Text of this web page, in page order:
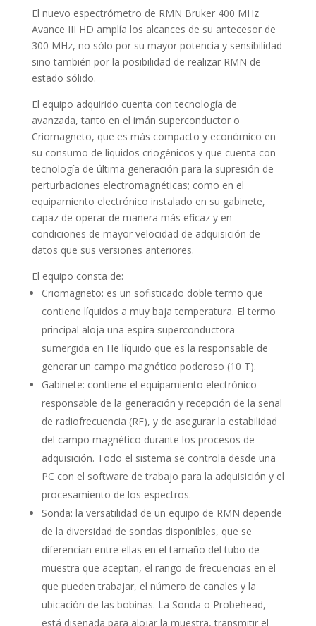
El nuevo espectrómetro de RMN Bruker 400 MHz
Avance III HD amplía los alcances de su antecesor de
300 MHz, no sólo por su mayor potencia y sensibilidad
sino también por la posibilidad de realizar RMN de
estado sólido.
El equipo adquirido cuenta con tecnología de
avanzada, tanto en el imán superconductor o
Criomagneto, que es más compacto y económico en
su consumo de líquidos criogénicos y que cuenta con
tecnología de última generación para la supresión de
perturbaciones electromagnéticas; como en el
equipamiento electrónico instalado en su gabinete,
capaz de operar de manera más eficaz y en
condiciones de mayor velocidad de adquisición de
datos que sus versiones anteriores.
El equipo consta de:
Criomagneto: es un sofisticado doble termo que
contiene líquidos a muy baja temperatura. El termo
principal aloja una espira superconductora
sumergida en He líquido que es la responsable de
generar un campo magnético poderoso (10 T).
Gabinete: contiene el equipamiento electrónico
responsable de la generación y recepción de la señal
de radiofrecuencia (RF), y de asegurar la estabilidad
del campo magnético durante los procesos de
adquisición. Todo el sistema se controla desde una
PC con el software de trabajo para la adquisición y el
procesamiento de los espectros.
Sonda: la versatilidad de un equipo de RMN depende
de la diversidad de sondas disponibles, que se
diferencian entre ellas en el tamaño del tubo de
muestra que aceptan, el rango de frecuencias en el
que pueden trabajar, el número de canales y la
ubicación de las bobinas. La Sonda o Probehead,
está diseñada para alojar la muestra, transmitir el